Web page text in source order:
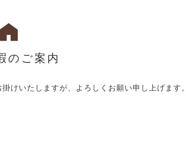
のご案内
掛けいたしますが、よろしくお願い申し上